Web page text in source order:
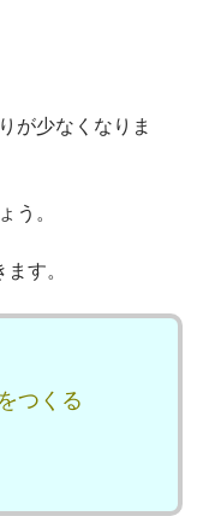
が少なくなりま
う。
す。
つくる